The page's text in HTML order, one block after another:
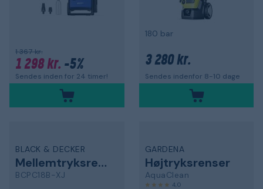
1 367 kr.
1 298 kr. -5%
Sendes inden for 24 timer!
180 bar
3 280 kr.
Sendes indenfor 8-10 dage
BLACK & DECKER
Mellemtryksrenser
BCPC18B-XJ
GARDENA
Højtryksrenser
AquaClean
4,0